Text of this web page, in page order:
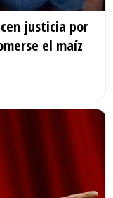
justicia por
el maíz